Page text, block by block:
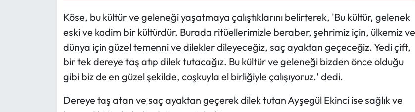
Köse, bu kültür ve geleneği yaşatmaya çalıştıklarını belirterek, 'Bu kültür, gelenek
eski ve kadim bir kültürdür. Burada ritüellerimizle beraber, şehrimiz için, ülkemiz ve
dünya için güzel temenni ve dilekler dileyeceğiz, saç ayaktan geçeceğiz. Yedi çift,
bir tek dereye taş atıp dilek tutacağız. Bu kültür ve geleneği bizden önce olduğu
gibi biz de en güzel şekilde, coşkuyla el birliğiyle çalışıyoruz.' dedi.
Dereye taş atan ve saç ayaktan geçerek dilek tutan Ayşegül Ekinci ise sağlık ve